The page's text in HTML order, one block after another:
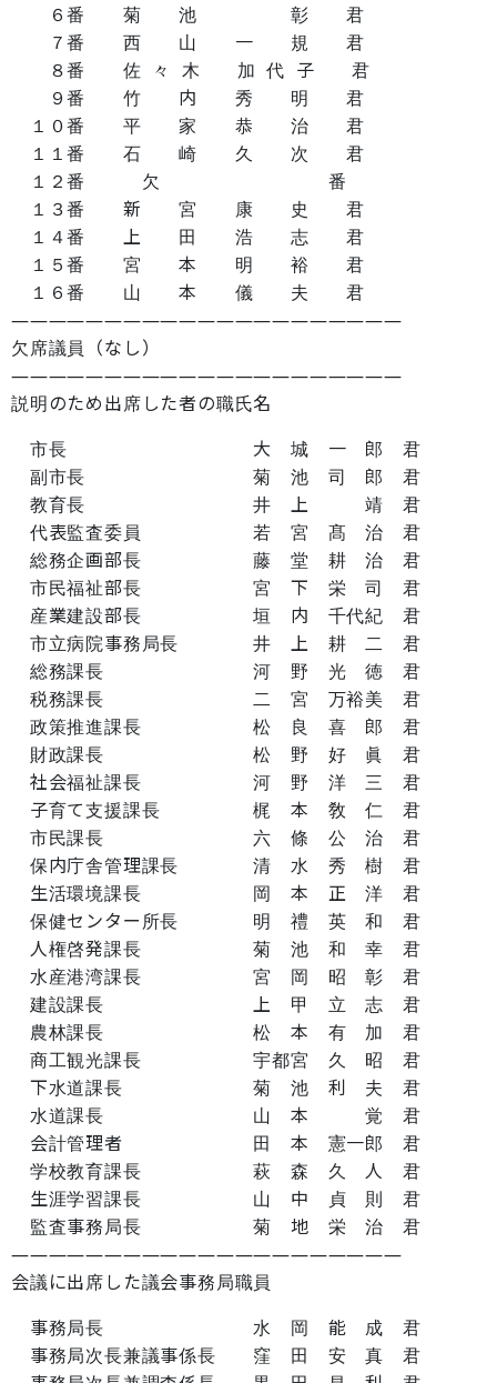
６番 菊 池 彰 君
７番 西 山 一 規 君
８番 佐 々 木 加 代 子 君
９番 竹 内 秀 明 君
１０番 平 家 恭 治 君
１１番 石 崎 久 次 君
１２番 欠 番
１３番 新 宮 康 史 君
１４番 上 田 浩 志 君
１５番 宮 本 明 裕 君
１６番 山 本 儀 夫 君
―――――――――――――――――――――
欠席議員（なし）
―――――――――――――――――――――
説明のため出席した者の職氏名
市長 大 城 一 郎 君
副市長 菊 池 司 郎 君
教育長 井 上 靖 君
代表監査委員 若 宮 髙 治 君
総務企画部長 藤 堂 耕 治 君
市民福祉部長 宮 下 栄 司 君
産業建設部長 垣 内 千代紀 君
市立病院事務局長 井 上 耕 二 君
総務課長 河 野 光 徳 君
税務課長 二 宮 万裕美 君
政策推進課長 松 良 喜 郎 君
財政課長 松 野 好 眞 君
社会福祉課長 河 野 洋 三 君
子育て支援課長 梶 本 敎 仁 君
市民課長 六 條 公 治 君
保内庁舎管理課長 清 水 秀 樹 君
生活環境課長 岡 本 正 洋 君
保健センター所長 明 禮 英 和 君
人権啓発課長 菊 池 和 幸 君
水産港湾課長 宮 岡 昭 彰 君
建設課長 上 甲 立 志 君
農林課長 松 本 有 加 君
商工観光課長 宇都宮 久 昭 君
下水道課長 菊 池 利 夫 君
水道課長 山 本 覚 君
会計管理者 田 本 憲一郎 君
学校教育課長 萩 森 久 人 君
生涯学習課長 山 中 貞 則 君
監査事務局長 菊 地 栄 治 君
―――――――――――――――――――――
会議に出席した議会事務局職員
事務局長 水 岡 能 成 君
事務局次長兼議事係長 窪 田 安 真 君